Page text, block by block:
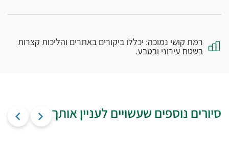
רמת קושי נמוכה: יכללו ביקורים באתרים והליכות קצרות
בשטח עירוני ובטבע.
סיורים נוספים שעשויים לעניין אותך